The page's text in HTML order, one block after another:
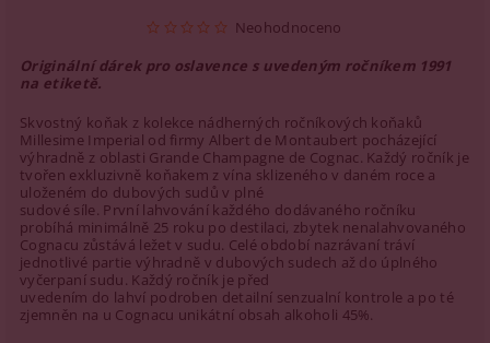
Neohodnoceno
Originální dárek pro oslavence s uvedeným ročníkem 1991
na etiketě.
Skvostný koňak z kolekce nádherných ročníkových koňaků
Millesime Imperial od firmy Albert de Montaubert pocházející
výhradně z oblasti Grande Champagne de Cognac. Každý ročník je
tvořen exkluzivně koňakem z vína sklizeného v daném roce a
uloženém do dubových sudů v plné
sudové síle. První lahvování každého dodávaného ročníku
probíhá minimálně 25 roku po destilaci, zbytek nenalahvovaného
Cognacu zůstává ležet v sudu. Celé období nazrávaní tráví
jednotlivé partie výhradně v dubových sudech až do úplného
vyčerpaní sudu. Každý ročník je před
uvedením do lahví podroben detailní senzualní kontrole a po té
zjemněn na u Cognacu unikátní obsah alkoholi 45%.